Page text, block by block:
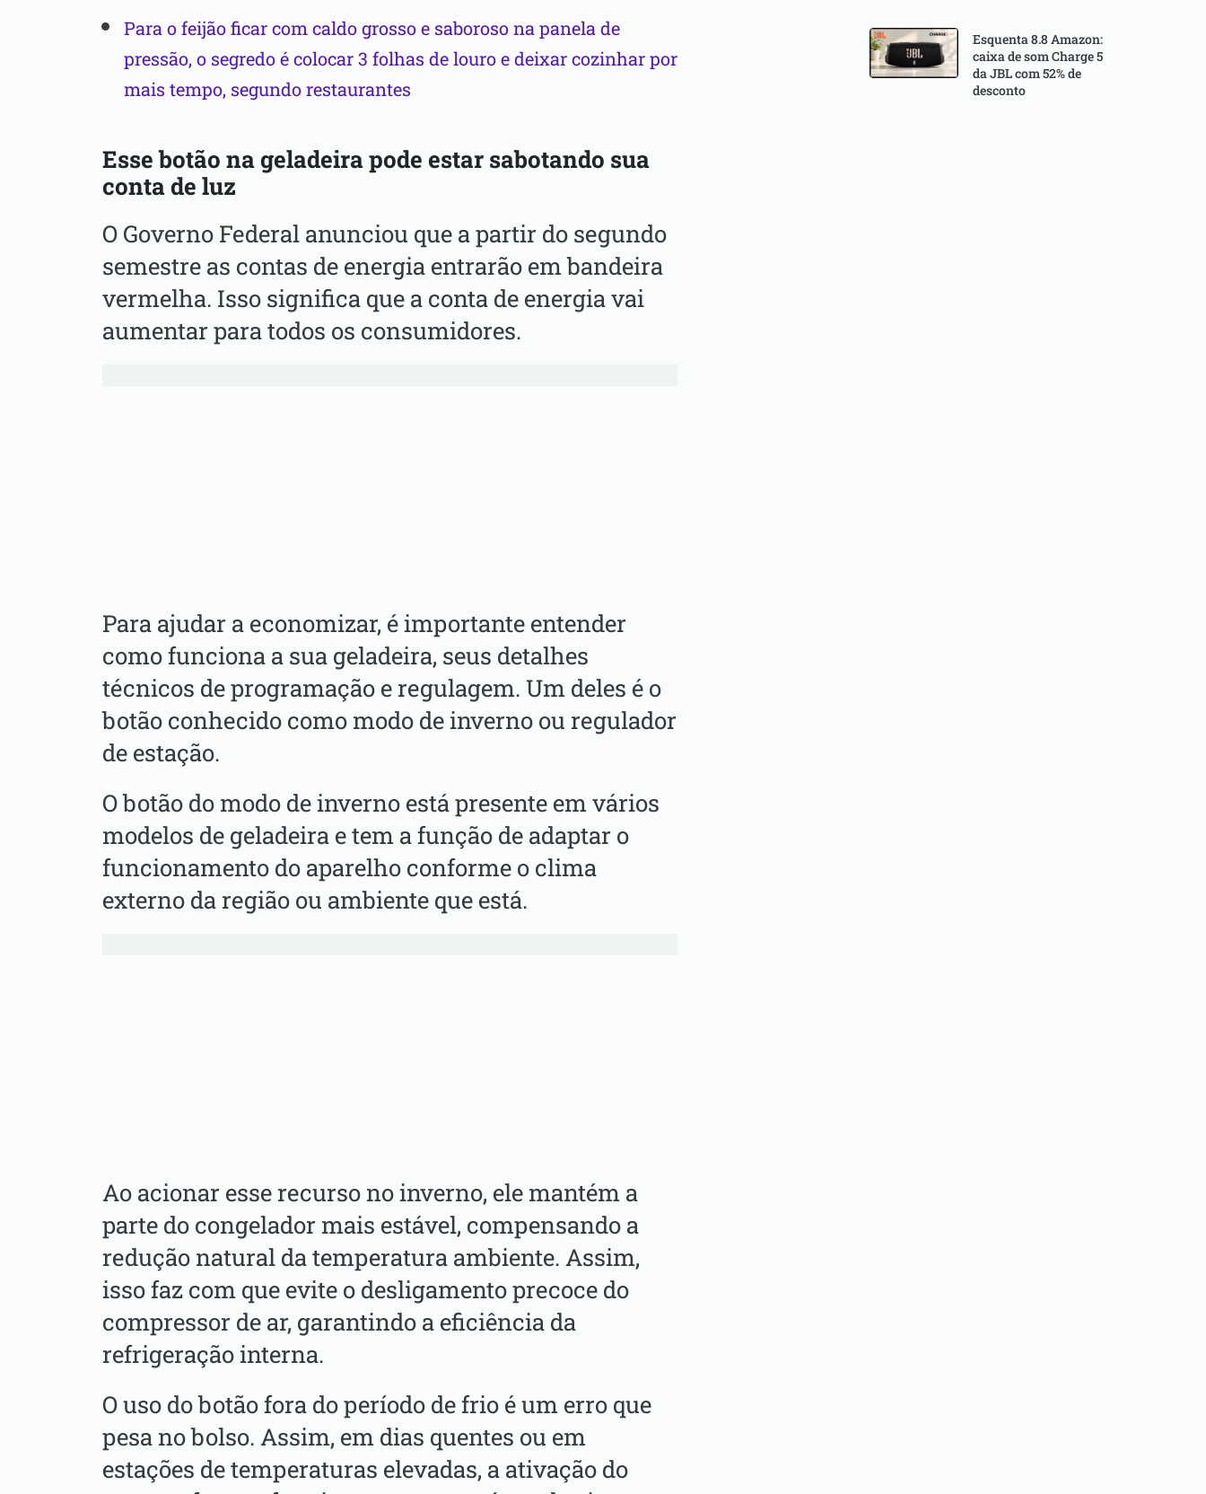
Para o feijão ficar com caldo grosso e saboroso na panela de
pressão, o segredo é colocar 3 folhas de louro e deixar cozinhar por
mais tempo, segundo restaurantes
Esse botão na geladeira pode estar sabotando sua
conta de luz
O Governo Federal anunciou que a partir do segundo
semestre as contas de energia entrarão em bandeira
vermelha. Isso significa que a conta de energia vai
aumentar para todos os consumidores.
Para ajudar a economizar, é importante entender
como funciona a sua geladeira, seus detalhes
técnicos de programação e regulagem. Um deles é o
botão conhecido como modo de inverno ou regulador
de estação.
O botão do modo de inverno está presente em vários
modelos de geladeira e tem a função de adaptar o
funcionamento do aparelho conforme o clima
externo da região ou ambiente que está.
Ao acionar esse recurso no inverno, ele mantém a
parte do congelador mais estável, compensando a
redução natural da temperatura ambiente. Assim,
isso faz com que evite o desligamento precoce do
compressor de ar, garantindo a eficiência da
refrigeração interna.
O uso do botão fora do período de frio é um erro que
pesa no bolso. Assim, em dias quentes ou em
estações de temperaturas elevadas, a ativação do
Esquenta 8.8 Amazon:
caixa de som Charge 5
da JBL com 52% de
desconto